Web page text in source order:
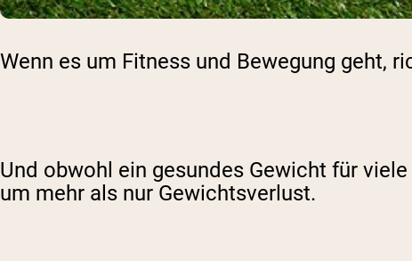
Wenn es um Fitness und Bewegung geht,
Und obwohl ein gesundes Gewicht für
um mehr als nur Gewichtsverlust.